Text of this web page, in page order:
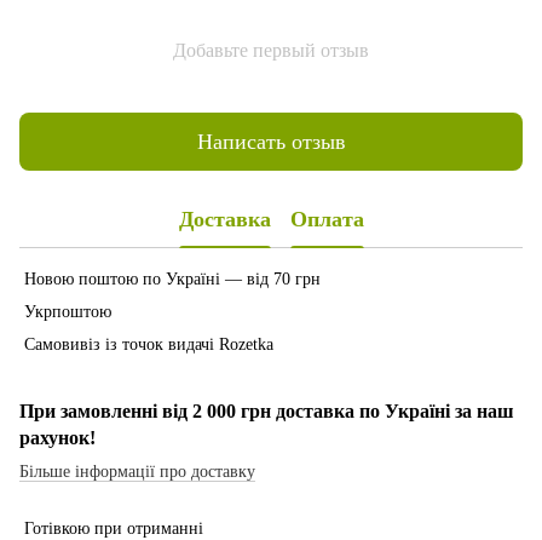
Добавьте первый отзыв
Написать отзыв
Доставка Оплата
Новою поштою по Україні — від 70 грн
Укрпоштою
Самовивіз із точок видачі Rozetka
При замовленні від 2 000 грн доставка по Україні за наш
рахунок!
Більше інформації про доставку
Готівкою при отриманні